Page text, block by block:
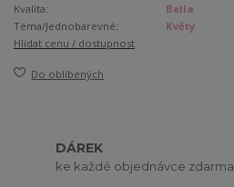
Kvalita:
Bella
Téma/Jednobarevné:
Květy
Hlídat cenu / dostupnost
Do oblíbených
DÁREK
ke každé objednávce zdarma